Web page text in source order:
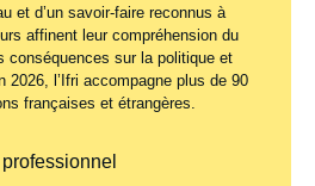
et d’un savoir-faire reconnus à
affinent leur compréhension du
conséquences sur la politique et
2026, l’Ifri accompagne plus de 90
françaises et étrangères.